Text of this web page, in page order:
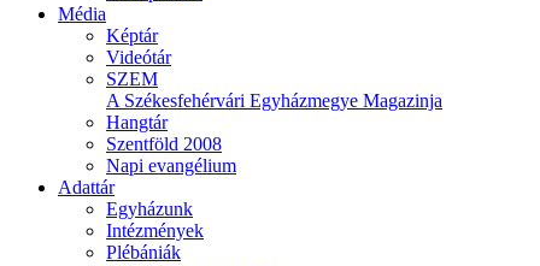
Média
Képtár
Videótár
SZEM
A Székesfehérvári Egyházmegye Magazinja
Hangtár
Szentföld 2008
Napi evangélium
Adattár
Egyházunk
Intézmények
Plébániák